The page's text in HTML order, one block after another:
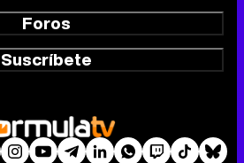
Foros
Suscríbete